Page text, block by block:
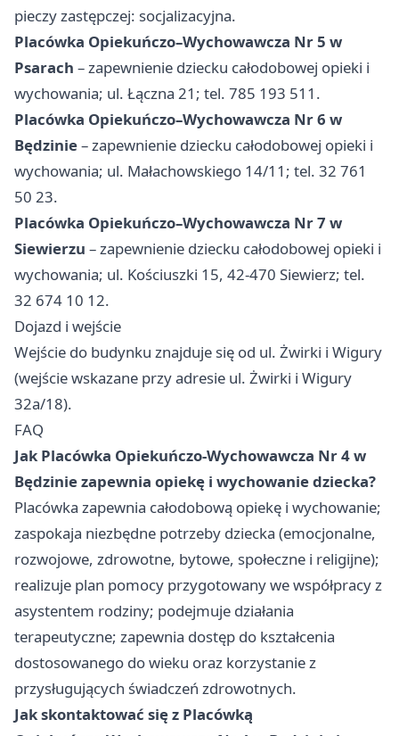
pieczy zastępczej: socjalizacyjna.
Placówka Opiekuńczo–Wychowawcza Nr 5 w
Psarach – zapewnienie dziecku całodobowej opieki i
wychowania; ul. Łączna 21; tel. 785 193 511.
Placówka Opiekuńczo–Wychowawcza Nr 6 w
Będzinie– zapewnienie dziecku całodobowej opieki i
wychowania; ul. Małachowskiego 14/11; tel. 32 761
50 23.
Placówka Opiekuńczo–Wychowawcza Nr 7 w
Siewierzu – zapewnienie dziecku całodobowej opieki i
wychowania; ul. Kościuszki 15, 42-470 Siewierz; tel.
32 674 10 12.
Dojazd i wejście
Wejście do budynku znajduje się od ul. Żwirki i Wigury
(wejście wskazane przy adresie ul. Żwirki i Wigury
32a/18).
FAQ
Jak Placówka Opiekuńczo‑Wychowawcza Nr 4 w
Będzinie zapewnia opiekę i wychowanie dziecka?
Placówka zapewnia całodobową opiekę i wychowanie;
zaspokaja niezbędne potrzeby dziecka (emocjonalne,
rozwojowe, zdrowotne, bytowe, społeczne i religijne);
realizuje plan pomocy przygotowany we współpracy z
asystentem rodziny; podejmuje działania
terapeutyczne; zapewnia dostęp do kształcenia
dostosowanego do wieku oraz korzystanie z
przysługujących świadczeń zdrowotnych.
Jak skontaktować się z Placówką